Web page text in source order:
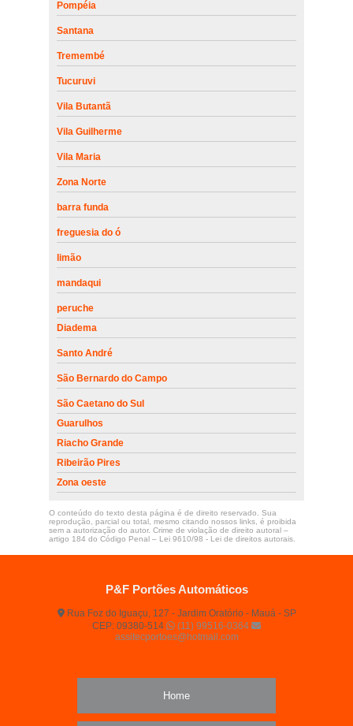
Pompéia
Santana
Tremembé
Tucuruvi
Vila Butantã
Vila Guilherme
Vila Maria
Zona Norte
barra funda
freguesia do ó
limão
mandaqui
peruche
Diadema
Santo André
São Bernardo do Campo
São Caetano do Sul
Guarulhos
Riacho Grande
Ribeirão Pires
Zona oeste
O conteúdo do texto desta página é de direito reservado. Sua
reprodução, parcial ou total, mesmo citando nossos links, é proibida
sem a autorização do autor. Crime de violação de direito autoral –
artigo 184 do Código Penal – Lei 9610/98 - Lei de direitos autorais.
P&F Portões Automáticos
Rua Foz do Iguaçu, 127 - Jardim Oratório - Mauá - SP
CEP: 09380-514
(11) 99516-0364
assitecportoes@hotmail.com
Home